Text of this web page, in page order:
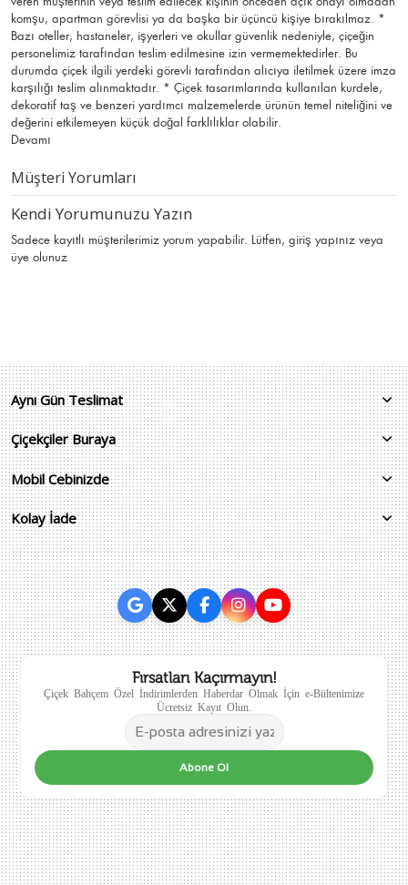
komşu, apartman görevlisi ya da başka bir üçüncü kişiye bırakılmaz. *
Bazı oteller, hastaneler, işyerleri ve okullar güvenlik nedeniyle, çiçeğin
personelimiz tarafından teslim edilmesine izin vermemektedirler. Bu
durumda çiçek ilgili yerdeki görevli tarafından alıcıya iletilmek üzere imza
karşılığı teslim alınmaktadır. * Çiçek tasarımlarında kullanılan kurdele,
dekoratif taş ve benzeri yardımcı malzemelerde ürünün temel niteliğini ve
değerini etkilemeyen küçük doğal farklılıklar olabilir.
Devamı
Müşteri Yorumları
Kendi Yorumunuzu Yazın
Sadece kayıtlı müşterilerimiz yorum yapabilir. Lütfen, giriş yapınız veya
üye olunuz
Aynı Gün Teslimat
Çiçekçiler Buraya
Mobil Cebinizde
Kolay İade
Fırsatları Kaçırmayın!
Çiçek Bahçem Özel İndirimlerden Haberdar Olmak İçin e-Bültenimize
Ücretsiz Kayıt Olun.
Abone Ol